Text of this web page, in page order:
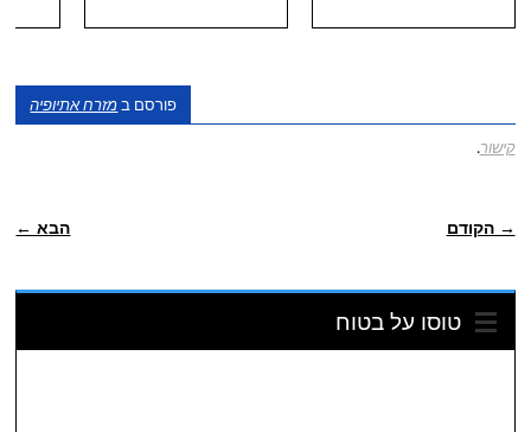
פורסם במזרח אתיופיה
קישור.
→ הקודם הבא ←
טוסו על בטוח